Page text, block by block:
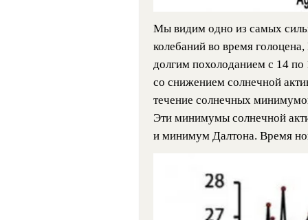
Мы видим одно из самых
колебаний во время
долгим похолоданием с 14 по
со снижением солнечной
течение солнечных
Эти минимумы солнечной
и минимум Далтона. Время